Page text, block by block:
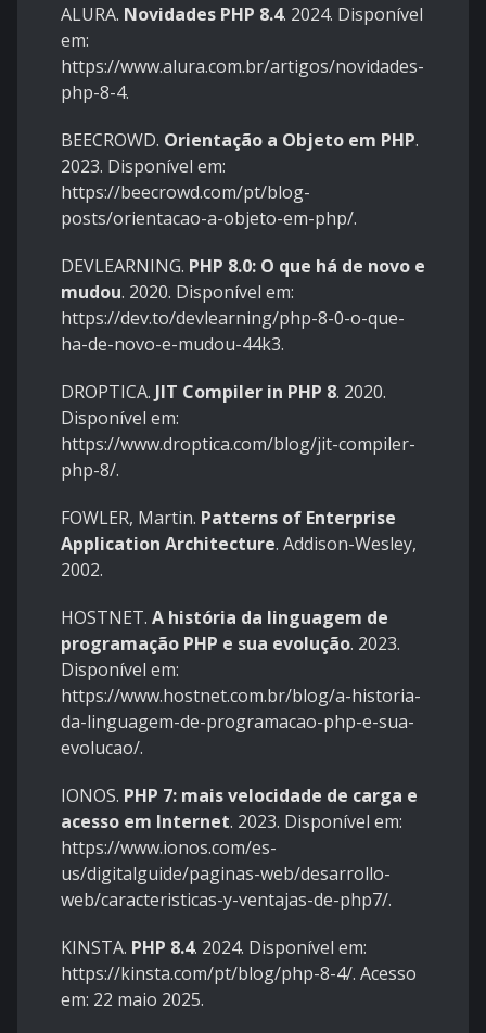
ALURA. Novidades PHP 8.4. 2024. Disponível
em:
https://www.alura.com.br/artigos/novidades-
php-8-4.
BEECROWD. Orientação a Objeto em PHP.
2023. Disponível em:
https://beecrowd.com/pt/blog-
posts/orientacao-a-objeto-em-php/.
DEVLEARNING. PHP 8.0: O que há de novo e
mudou. 2020. Disponível em:
https://dev.to/devlearning/php-8-0-o-que-
ha-de-novo-e-mudou-44k3.
DROPTICA. JIT Compiler in PHP 8. 2020.
Disponível em:
https://www.droptica.com/blog/jit-compiler-
php-8/.
FOWLER, Martin. Patterns of Enterprise
Application Architecture. Addison-Wesley,
2002.
HOSTNET. A história da linguagem de
programação PHP e sua evolução. 2023.
Disponível em:
https://www.hostnet.com.br/blog/a-historia-
da-linguagem-de-programacao-php-e-sua-
evolucao/.
IONOS. PHP 7: mais velocidade de carga e
acesso em Internet. 2023. Disponível em:
https://www.ionos.com/es-
us/digitalguide/paginas-web/desarrollo-
web/caracteristicas-y-ventajas-de-php7/.
KINSTA. PHP 8.4. 2024. Disponível em:
https://kinsta.com/pt/blog/php-8-4/. Acesso
em: 22 maio 2025.